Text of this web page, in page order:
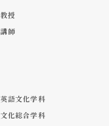
教授
講師
英語文化学科
文化総合学科